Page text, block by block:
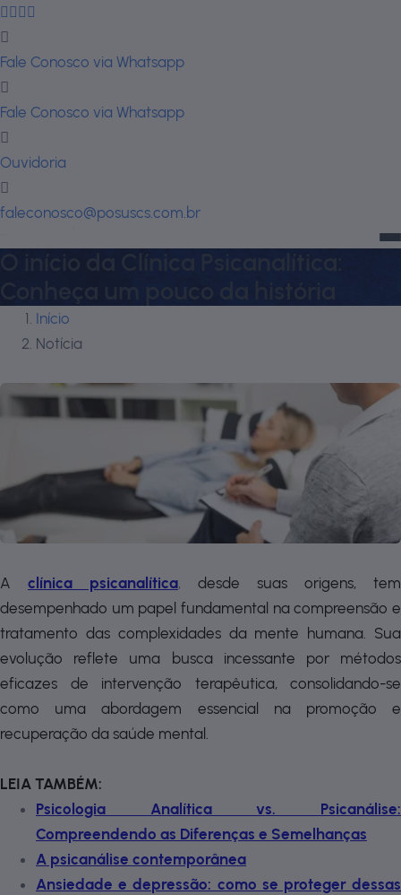
Fale Conosco via Whatsapp
Fale Conosco via Whatsapp
Ouvidoria
faleconosco@posuscs.com.br
Início
Notícia
A clínica psicanalítica, desde suas origens, tem
desempenhado um papel fundamental na compreensão e
tratamento das complexidades da mente humana. Sua
evolução reflete uma busca incessante por métodos
eficazes de intervenção terapêutica, consolidando-se
como uma abordagem essencial na promoção e
recuperação da saúde mental.
LEIA TAMBÉM:
Psicologia Analítica vs. Psicanálise:
Compreendendo as Diferenças e Semelhanças
A psicanálise contemporânea
Ansiedade e depressão: como se proteger dessas